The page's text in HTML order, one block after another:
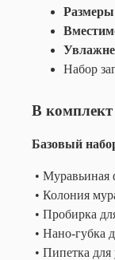
Набор
В комплект
Базовый
• Муравьиная
• Колония
• Пробирка
• Нано-губка
• Пипетка